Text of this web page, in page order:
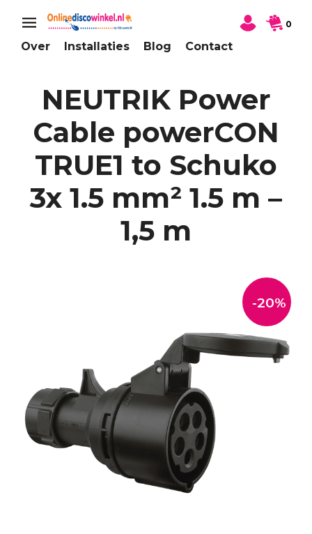
Over Installaties Blog Contact
0
NEUTRIK Power
Cable powerCON
TRUE1 to Schuko
3x 1.5 mm² 1.5 m –
1,5 m
-20%